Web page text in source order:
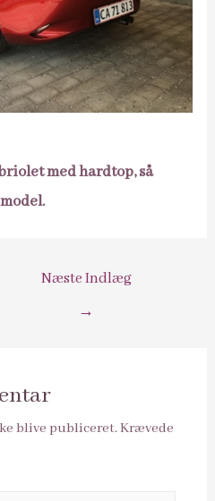
med hardtop, så
Næste Indlæg
→
blive publiceret.Krævede